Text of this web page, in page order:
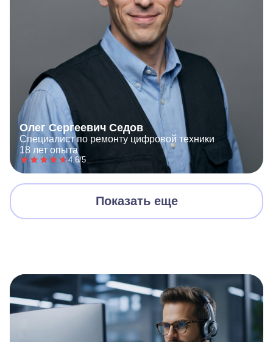
Олег Сергеевич Седов
Специалист по ремонту цифровой техники
18 лет опыта
4.6/5
Показать еще